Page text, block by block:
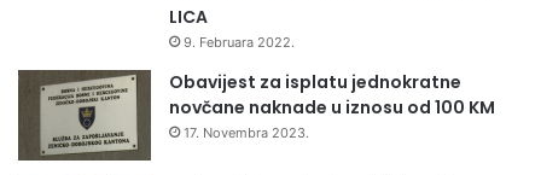
LICA
9. Februara 2022.
Obavijest za isplatu jednokratne
novčane naknade u iznosu od 100 KM
17. Novembra 2023.